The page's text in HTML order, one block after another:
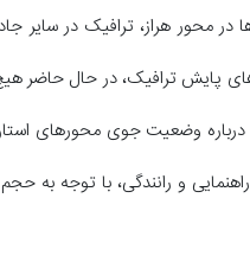
محور هراز، ترافیک در سایر
پایش ترافیک، در حال حاضر
درباره وضعیت جوی محورهای
و رانندگی، با توجه به